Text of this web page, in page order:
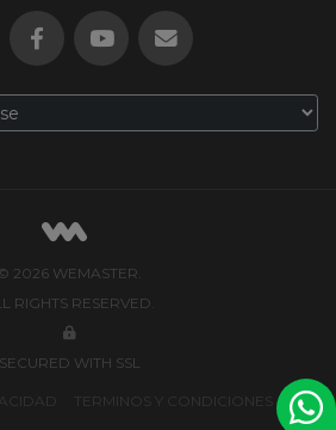
2026 WEMASTER.
RIGHTS RESERVED.
SECURED WITH SSL
TERMINOS Y CONDICIONES